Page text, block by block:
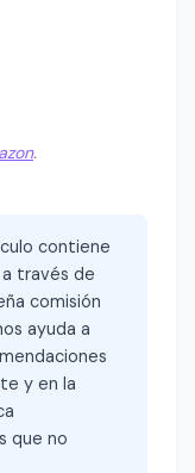
.
contiene
través de
comisión
ayuda a
y en la
que no